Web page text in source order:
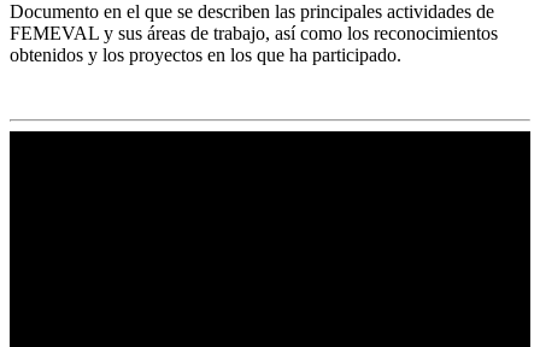
Documento en el que se describen las principales actividades de
FEMEVAL y sus áreas de trabajo, así como los reconocimientos
obtenidos y los proyectos en los que ha participado.